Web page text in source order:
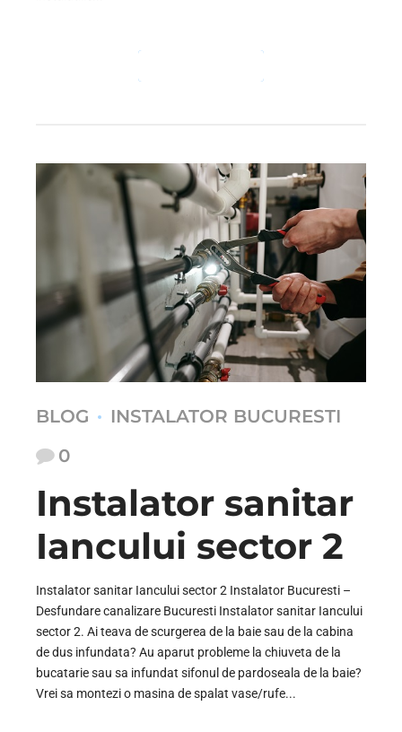
BLOG
INSTALATOR BUCURESTI
0
Instalator sanitar
Iancului sector 2
Instalator sanitar Iancului sector 2 Instalator Bucuresti –
Desfundare canalizare Bucuresti Instalator sanitar Iancului
sector 2. Ai teava de scurgerea de la baie sau de la cabina
de dus infundata? Au aparut probleme la chiuveta de la
bucatarie sau sa infundat sifonul de pardoseala de la baie?
Vrei sa montezi o masina de spalat vase/rufe...